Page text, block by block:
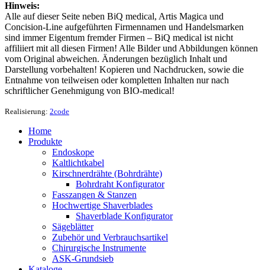
Hinweis:
Alle auf dieser Seite neben BiQ medical, Artis Magica und
Concision-Line aufgeführten Firmennamen und Handelsmarken
sind immer Eigentum fremder Firmen – BiQ medical ist nicht
affiliiert mit all diesen Firmen! Alle Bilder und Abbildungen können
vom Original abweichen. Änderungen bezüglich Inhalt und
Darstellung vorbehalten! Kopieren und Nachdrucken, sowie die
Entnahme von teilweisen oder kompletten Inhalten nur nach
schriftlicher Genehmigung von BIO-medical!
Realisierung: 2code
Home
Produkte
Endoskope
Kaltlichtkabel
Kirschnerdrähte (Bohrdrähte)
Bohrdraht Konfigurator
Fasszangen & Stanzen
Hochwertige Shaverblades
Shaverblade Konfigurator
Sägeblätter
Zubehör und Verbrauchsartikel
Chirurgische Instrumente
ASK-Grundsieb